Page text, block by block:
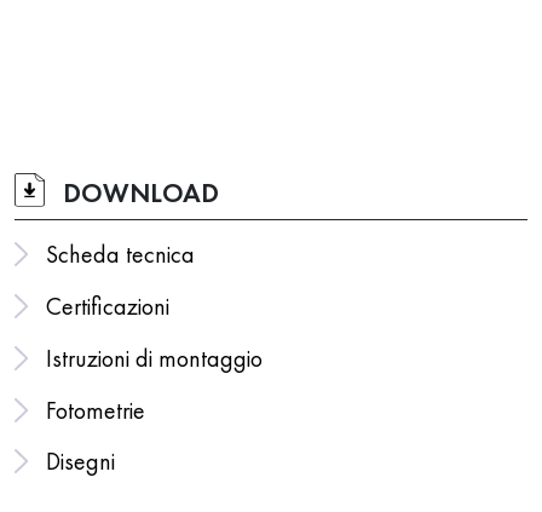
DOWNLOAD
Scheda tecnica
Certificazioni
Istruzioni di montaggio
Fotometrie
Disegni